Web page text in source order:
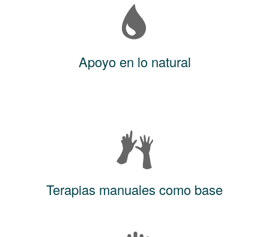
Apoyo en lo natural
Terapias manuales como base